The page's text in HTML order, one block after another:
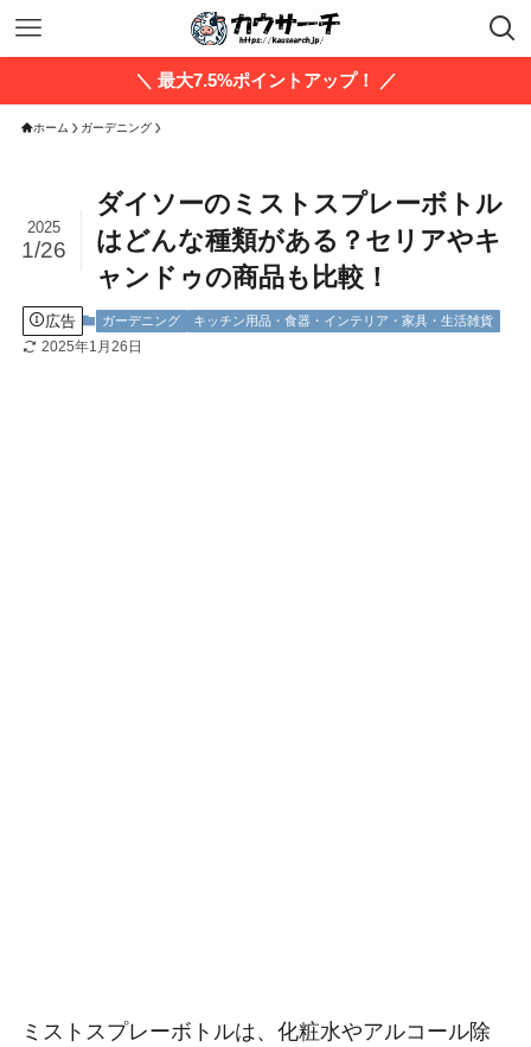
＼ 最大7.5%ポイントアップ！ ／
ホーム ガーデニング
ダイソーのミストスプレーボトル
はどんな種類がある？セリアやキ
ャンドゥの商品も比較！
2025
1/26
広告 ガーデニング キッチン用品・食器・インテリア・家具・生活雑貨
2025年1月26日
ミストスプレーボトルは、化粧水やアルコール除